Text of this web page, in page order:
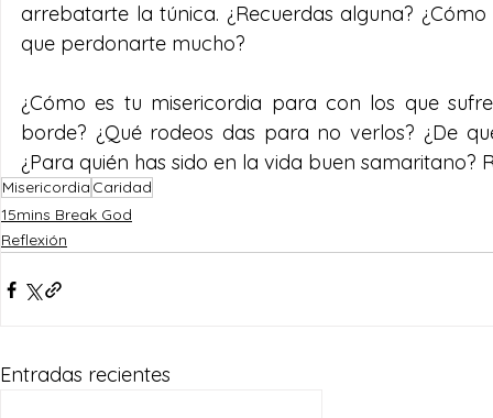
arrebatarte la túnica. ¿Recuerdas alguna?
que perdonarte mucho?
¿Cómo es tu misericordia para con los que
borde? ¿Qué rodeos das para no verlos? ¿De
¿Para quién has sido en la vida buen
Misericordia Caridad
15mins Break God
Reflexión
Entradas recientes